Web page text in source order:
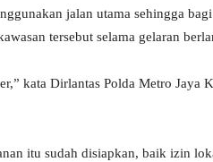
jalan utama sehingga bagi
tersebut selama gelaran
kata Dirlantas Polda Metro Jaya
itu sudah disiapkan, baik izin